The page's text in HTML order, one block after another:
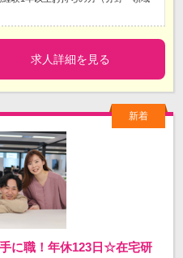
求人詳細を見る
に職！年休123日☆在宅研